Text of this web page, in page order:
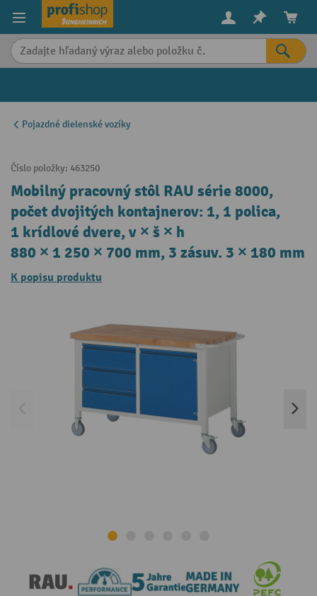
content
Pojazdné dielenské vozíky
Číslo položky: 463250
Mobilný pracovný stôl RAU série 8000,
počet dvojitých kontajnerov: 1, 1 polica,
1 krídlové dvere, v × š × h
880 × 1 250 × 700 mm, 3 zásuv. 3 × 180 mm
K popisu produktu